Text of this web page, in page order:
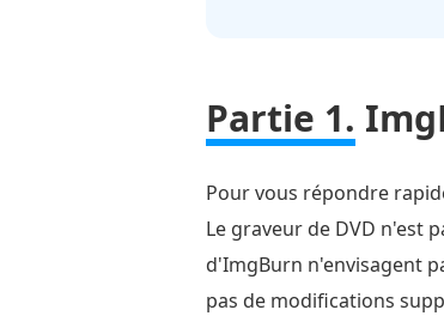
Partie 1.
Pour vous répondre
Le graveur de DVD n'est
d'ImgBurn n'envisagent
pas de modifications